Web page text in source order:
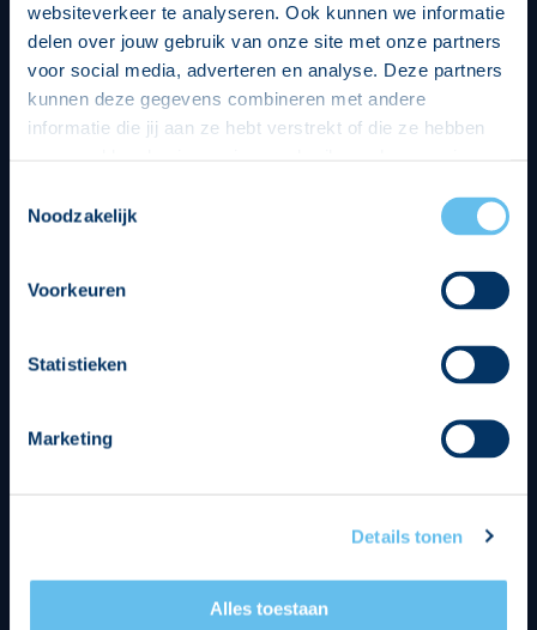
websiteverkeer te analyseren. Ook kunnen we informatie
delen over jouw gebruik van onze site met onze partners
voor social media, adverteren en analyse. Deze partners
kunnen deze gegevens combineren met andere
informatie die jij aan ze hebt verstrekt of die ze hebben
op een veilige en integere wijze. Je kunt je toestemming
beheren op de privacy- en cookieverklaring pagina.
Noodzakelijk
Voorkeuren
Statistieken
Marketing
Details tonen
Alles toestaan